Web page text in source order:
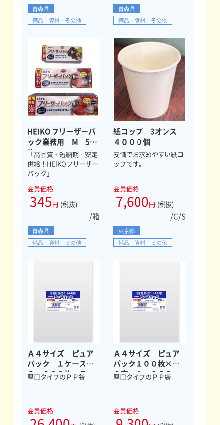
青森県
備品・資材・その他
青森県
備品・資材・その他
HEIKO フリーザーバ
ック業務用 M 50
枚「高品質・短納期・安定
供給！HEIKOフリーザー
バック」
会員価格
345円 (税抜)
/箱
青森県
備品・資材・その他
紙コップ 3オンス
４０００個
安価でお求めやすい紙コ
ップです。
会員価格
7,600円 (税抜)
/C/S
東京都
備品・資材・その他
Ａ４サイズ ピュア
バック １ケース
３，０００枚 テー
厚口タイプのＰＰ袋
会員価格
Ａ４サイズ ピュア
パック１００枚×１
０束 １，０００
厚口タイプのＰＰ袋
会員価格